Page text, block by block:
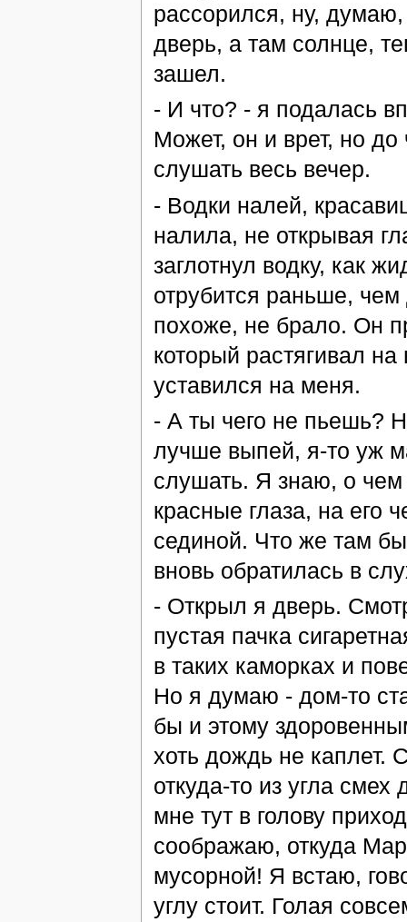
рассорился, ну,
дверь, а там солнце,
зашел.
- И что? - я подалась
Может, он и врет, но
слушать весь вечер.
- Водки налей,
налила, не открывая
заглотнул водку, как
отрубится раньше,
похоже, не брало. Он
который растягивал
уставился на меня.
- А ты чего не пьешь?
лучше выпей, я-то уж
слушать. Я знаю, о
красные глаза, на его
сединой. Что же там
вновь обратилась в
- Открыл я дверь.
пустая пачка
в таких каморках и
Но я думаю - дом-то
бы и этому
хоть дождь не каплет.
откуда-то из угла
мне тут в голову
соображаю, откуда
мусорной! Я встаю,
углу стоит. Голая